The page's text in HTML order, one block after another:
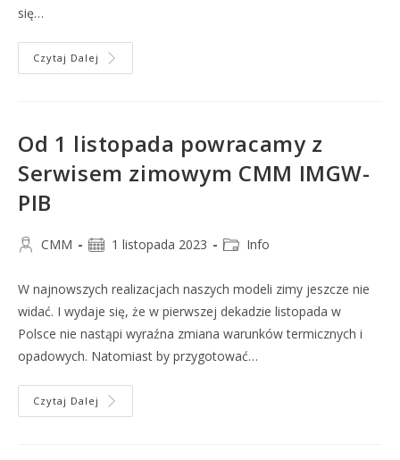
się…
Czytaj Dalej
Od 1 listopada powracamy z
Serwisem zimowym CMM IMGW-
PIB
CMM 1 listopada 2023 Info
W najnowszych realizacjach naszych modeli zimy jeszcze nie
widać. I wydaje się, że w pierwszej dekadzie listopada w
Polsce nie nastąpi wyraźna zmiana warunków termicznych i
opadowych. Natomiast by przygotować…
Czytaj Dalej